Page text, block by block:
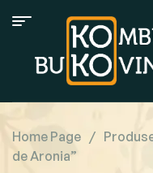
Home Page /
de Aronia”